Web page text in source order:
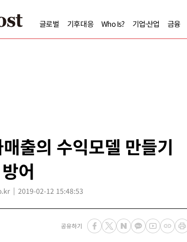
글로벌 기후대응 Who Is? 기업·산업 금융
출의 수익모델 만들기
어
2019-02-12 15:48:53
공유하기